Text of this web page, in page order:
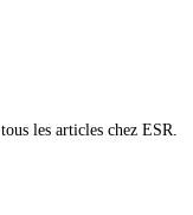
les articles chez ESR.